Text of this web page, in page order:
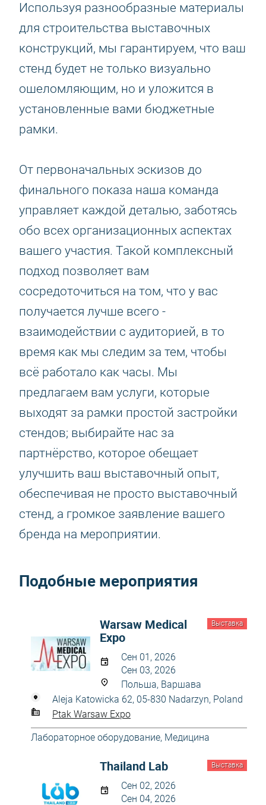
Используя разнообразные материалы
для строительства выставочных
конструкций, мы гарантируем, что ваш
стенд будет не только визуально
ошеломляющим, но и уложится в
установленные вами бюджетные
рамки.
От первоначальных эскизов до
финального показа наша команда
управляет каждой деталью, заботясь
обо всех организационных аспектах
вашего участия. Такой комплексный
подход позволяет вам
сосредоточиться на том, что у вас
получается лучше всего -
взаимодействии с аудиторией, в то
время как мы следим за тем, чтобы
всё работало как часы. Мы
предлагаем вам услуги, которые
выходят за рамки простой застройки
стендов; выбирайте нас за
партнёрство, которое обещает
улучшить ваш выставочный опыт,
обеспечивая не просто выставочный
стенд, а громкое заявление вашего
бренда на мероприятии.
Подобные мероприятия
Выставка
Warsaw Medical
Expo
Сен 01, 2026
Сен 03, 2026
Польша, Варшава
Aleja Katowicka 62, 05-830 Nadarzyn, Poland
Ptak Warsaw Expo
Лабораторное оборудование, Медицина
Выставка
Thailand Lab
Сен 02, 2026
Сен 04, 2026